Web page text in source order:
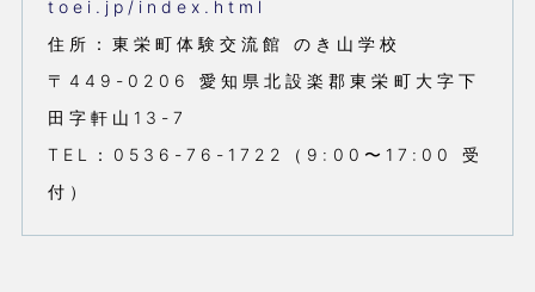
toei.jp/index.html
住所：東栄町体験交流館 のき山学校
〒449-0206 愛知県北設楽郡東栄町大字下
田字軒山13-7
TEL：0536-76-1722（9:00〜17:00 受
付）